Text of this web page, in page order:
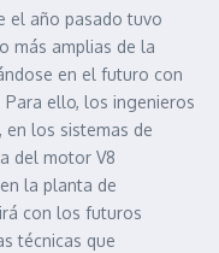
el año pasado tuvo
más amplias de la
en el futuro con
ello, los ingenieros
en los sistemas de
del motor V8
la planta de
con los futuros
técnicas que